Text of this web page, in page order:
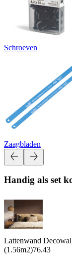
Schroeven
Zaagbladen
Handig als set
Lattenwand
(1.56m2)76.43